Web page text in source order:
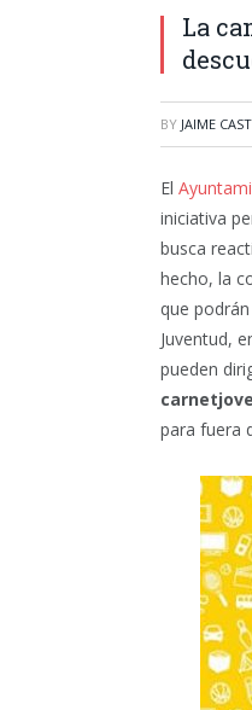
La
BY JAIME
El
iniciativa
busca
hecho, la
que
Juventud,
pueden
para fuera